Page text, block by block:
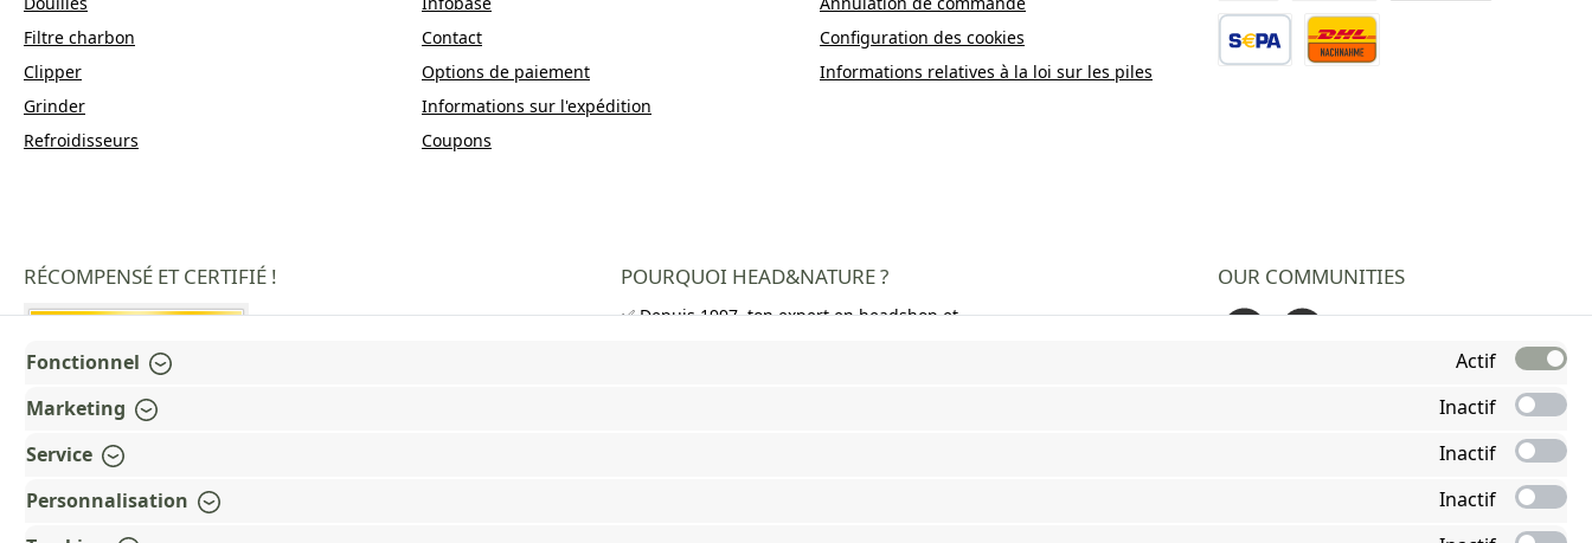
Filtre charbon
Clipper
Grinder
Refroidisseurs
Contact
Options de paiement
Informations sur l'expédition
Coupons
Configuration des cookies
Informations relatives à la loi sur les piles
Paiement Novalnet
Virement direct
RÉCOMPENSÉ ET CERTIFIÉ ! POURQUOI HEAD&NATURE ?
✅ Depuis 1997, ton expert en headshop et
OUR COMMUNITIES
Fonctionnel
Actif
Marketing
Inactif
Service
Inactif
Personnalisation
Inactif